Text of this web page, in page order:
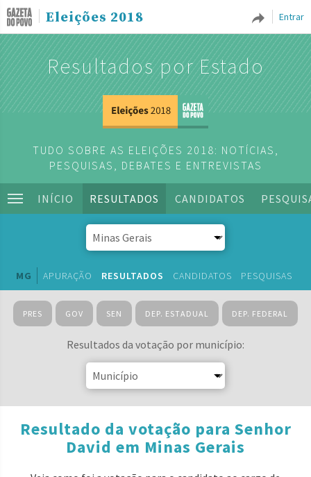
Entrar
Eleições 2018
Resultados por Estado
TUDO SOBRE AS ELEIÇÕES 2018: NOTÍCIAS,
PESQUISAS, DEBATES E ENTREVISTAS
INÍCIO RESULTADOS CANDIDATOS
MG APURAÇÃO RESULTADOS CANDIDATOS PESQUISAS
PRES GOV SEN DEP. ESTADUAL DEP. FEDERAL
Resultados da votação por município:
Resultado da votação para Senhor
David em Minas Gerais